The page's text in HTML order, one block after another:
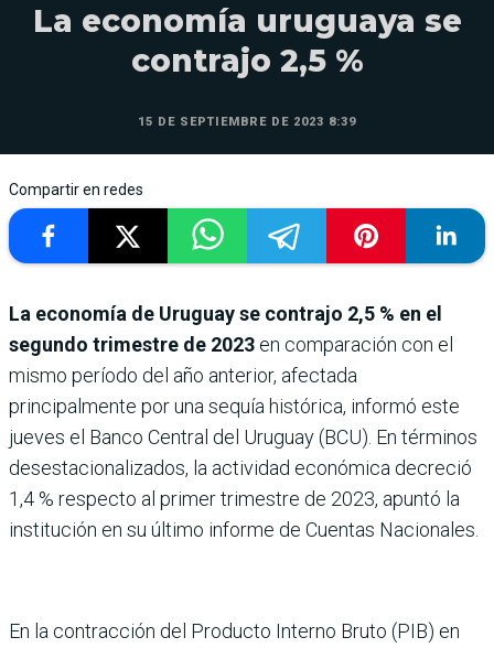
La economía uruguaya se
contrajo 2,5 %
15 DE SEPTIEMBRE DE 2023 8:39
Compartir en redes
La economía de Uruguay se contrajo 2,5 % en el
segundo trimestre de 2023 en comparación con el
mismo período del año anterior, afectada
principalmente por una sequía histórica, informó este
jueves el Banco Central del Uruguay (BCU). En términos
desestacionalizados, la actividad económica decreció
1,4 % respecto al primer trimestre de 2023, apuntó la
institución en su último informe de Cuentas Nacionales.
En la contracción del Producto Interno Bruto (PIB) en